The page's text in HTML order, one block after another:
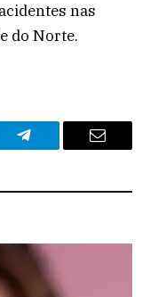
nas
do Norte.
Telegram Email